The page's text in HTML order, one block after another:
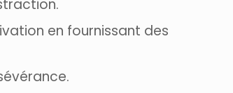
en fournissant des